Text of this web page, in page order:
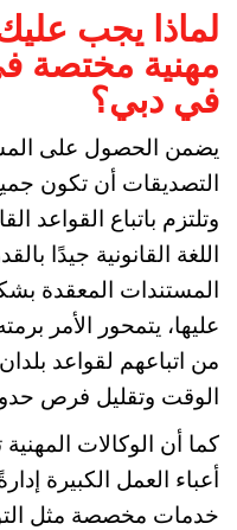
لماذا يجب
مهنية مختصة
في دبي؟
يضمن الحصول على
التصديقات أن تكون
وتلتزم باتباع القواعد
اللغة القانونية جيدًا
المستندات المعقدة
عليها، يتمحور الأمر
من اتباعهم لقواعد
الوقت وتقليل فرص
كما أن الوكالات
أعباء العمل الكبيرة
خدمات مخصصة مثل